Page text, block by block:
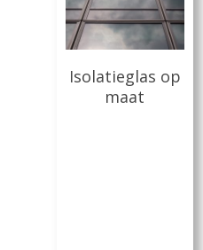
Lees Meer
Isolatieglas op
maat